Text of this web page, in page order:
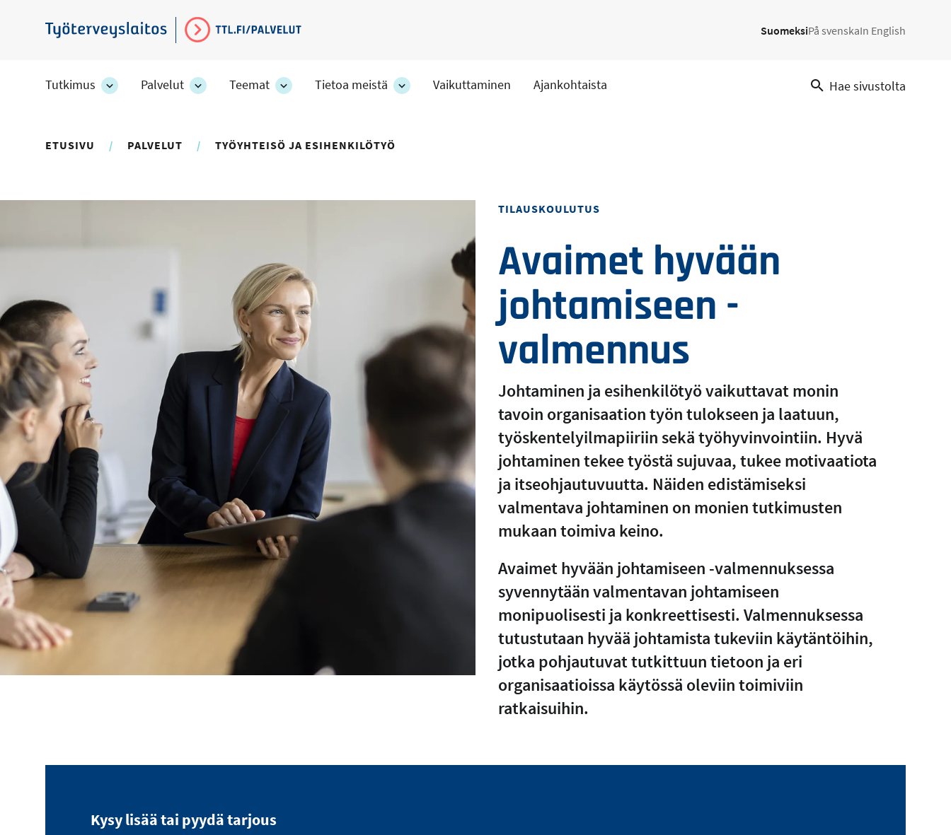
pääsisältöön
Työterveyslaitos
SuomeksiPå svenskaIn English
Tutkimus
TutkimusPalvelut
Palvelut
alakohteet
Teemat
Teemat
alakohteet
Tietoa meistä
TietoaVaikuttaminen Ajankohtaista Hae sivustolta
ETUSIVU PALVELUT TYÖYHTEISÖ JA ESIHENKILÖTYÖ
Toteutustapa
TILAUSKOULUTUS
Avaimet hyvään
johtamiseen -
valmennus
Johtaminen ja esihenkilötyö vaikuttavat monin
tavoin organisaation työn tulokseen ja laatuun,
työskentelyilmapiiriin sekä työhyvinvointiin. Hyvä
johtaminen tekee työstä sujuvaa, tukee motivaatiota
ja itseohjautuvuutta. Näiden edistämiseksi
valmentava johtaminen on monien tutkimusten
mukaan toimiva keino.
Avaimet hyvään johtamiseen -valmennuksessa
syvennytään valmentavan johtamiseen
monipuolisesti ja konkreettisesti. Valmennuksessa
tutustutaan hyvää johtamista tukeviin käytäntöihin,
jotka pohjautuvat tutkittuun tietoon ja eri
organisaatioissa käytössä oleviin toimiviin
ratkaisuihin.
Kysy lisää tai pyydä tarjous